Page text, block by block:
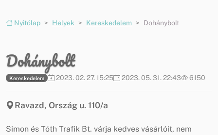
Nyitólap Helyek Kereskedelem Dohánybolt
Dohánybolt
Kereskedelem 2023. 02. 27. 15:25 2023. 05. 31. 22:43 6150
Ravazd, Ország u. 110/a
Simon és Tóth Trafik Bt. várja kedves vásárlóit, nem